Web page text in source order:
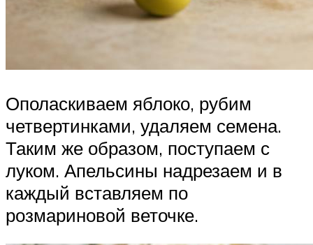
Ополаскиваем яблоко, рубим
четвертинками, удаляем семена.
Таким же образом, поступаем с
луком. Апельсины надрезаем и в
каждый вставляем по
розмариновой веточке.